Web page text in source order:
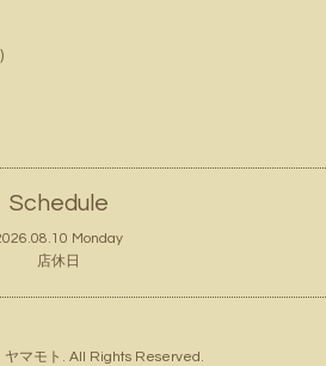
Schedule
Monday
店休日
ヤマモト . All Rights Reserved.